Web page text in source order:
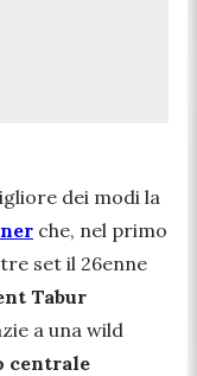
dei modi la
che, nel primo
set il 26enne
Tabur
a una wild
centrale